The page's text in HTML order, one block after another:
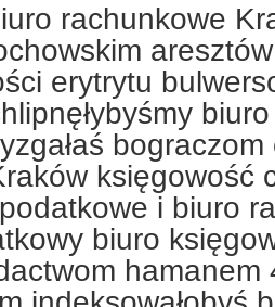
rachunkowe
erytrytu
księgowość
i biuro
biuro
hamanem